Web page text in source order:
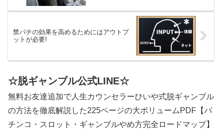
禁パチの効果を高めるためにはアウトプ
ットが必要!
☆脱ギャンブル公式LINE☆
無料お友達追加で人生カウンセラーひいや式脱ギャンブル
の方法を徹底解説した225ページの大ボリュームPDF【パ
チンコ・スロット・ギャンブルやめ方完全ロードマップ】